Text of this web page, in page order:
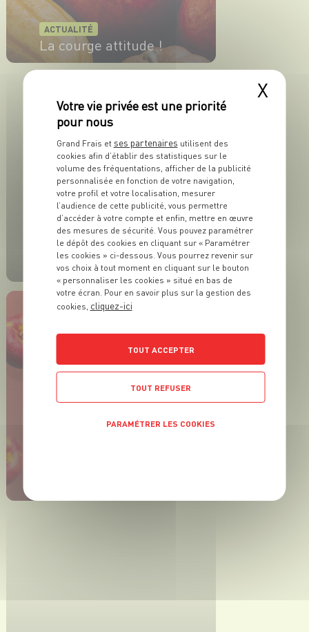
ACTUALITÉ
La courge attitude !
ACTUALITÉ
Envie d'un apéro au
vert ?
EN SAVOIR PLUS
X
Grand Frais et ses partenaires utilisent des
cookies afin d’établir des statistiques sur le
volume des fréquentations, afficher de la publicité
personnalisée en fonction de votre navigation,
votre profil et votre localisation, mesurer
l’audience de cette publicité, vous permettre
d’accéder à votre compte et enfin, mettre en œuvre
des mesures de sécurité. Vous pouvez paramétrer
le dépôt des cookies en cliquant sur « Paramétrer
les cookies » ci-dessous. Vous pourrez revenir sur
vos choix à tout moment en cliquant sur le bouton
« personnaliser les cookies » situé en bas de
votre écran. Pour en savoir plus sur la gestion des
cookies, cliquez-ici
TOUT ACCEPTER
TOUT REFUSER
PARAMÉTRER LES COOKIES